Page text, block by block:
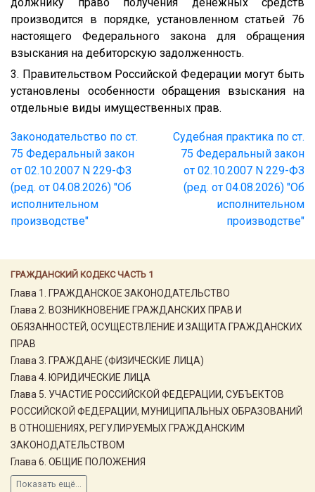
ГРАЖДАНСКИЙ КОДЕКС ЧАСТЬ 1
Глава 1. ГРАЖДАНСКОЕ ЗАКОНОДАТЕЛЬСТВО
Глава 2. ВОЗНИКНОВЕНИЕ ГРАЖДАНСКИХ ПРАВ И
ОБЯЗАННОСТЕЙ, ОСУЩЕСТВЛЕНИЕ И ЗАЩИТА ГРАЖДАНСКИХ
ПРАВ
Глава 3. ГРАЖДАНЕ (ФИЗИЧЕСКИЕ ЛИЦА)
Глава 4. ЮРИДИЧЕСКИЕ ЛИЦА
Глава 5. УЧАСТИЕ РОССИЙСКОЙ ФЕДЕРАЦИИ, СУБЪЕКТОВ
РОССИЙСКОЙ ФЕДЕРАЦИИ, МУНИЦИПАЛЬНЫХ ОБРАЗОВАНИЙ
В ОТНОШЕНИЯХ, РЕГУЛИРУЕМЫХ ГРАЖДАНСКИМ
ЗАКОНОДАТЕЛЬСТВОМ
Глава 6. ОБЩИЕ ПОЛОЖЕНИЯ
Показать ещё...
производится в порядке, установленном статьей 76
настоящего Федерального закона для обращения
взыскания на дебиторскую задолженность.
3. Правительством Российской Федерации могут быть
установлены особенности обращения взыскания на
отдельные виды имущественных прав.
Законодательство по ст.
75 Федеральный закон
от 02.10.2007 N 229-ФЗ
(ред. от 04.08.2026) "Об
исполнительном
производстве"
Судебная практика по ст.
75 Федеральный закон
от 02.10.2007 N 229-ФЗ
(ред. от 04.08.2026) "Об
исполнительном
производстве"